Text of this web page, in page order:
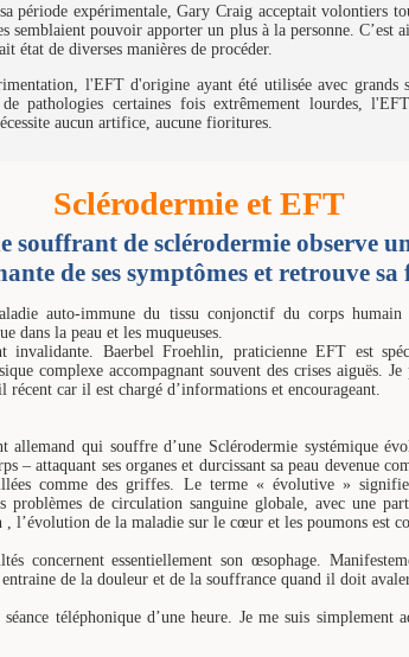
période expérimentale, Gary Craig acceptait volontiers
semblaient pouvoir apporter un plus à la personne. C’est
état de diverses manières de procéder.
l'EFT d'origine ayant été utilisée avec grands
de pathologies certaines fois extrêmement lourdes,
aucun artifice, aucune fioritures.
Sclérodermie et EFT
souffrant de sclérodermie observe
de ses symptômes et retrouve sa
auto-immune du tissu conjonctif du corps humain
dans la peau et les muqueuses.
invalidante. Baerbel Froehlin, praticienne EFT est
complexe accompagnant souvent des crises aiguës. Je
récent car il est chargé d’informations et encourageant.
allemand qui souffre d’une Sclérodermie systémique
– attaquant ses organes et durcissant sa peau devenue
comme des griffes. Le terme « évolutive »
problèmes de circulation sanguine globale, avec une
, l’évolution de la maladie sur le cœur et les poumons est
concernent essentiellement son œsophage.
entraine de la douleur et de la souffrance quand il doit
téléphonique d’une heure. Je me suis simplement